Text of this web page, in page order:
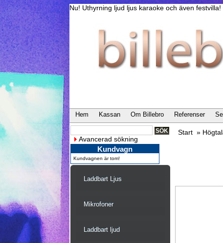
Nu! Uthyrning ljud ljus karaoke och även
Hem Kassan Om Billebro Referenser
Avancerad sökning
Kundvagn
Kundvagnen är tom!
Laddbart Ljus
Mikrofoner
Laddbart ljud
Start »